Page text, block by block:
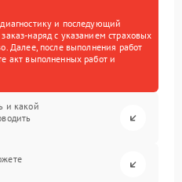
и последующий
наряд с указанием страховых
Далее, после выполнения работ
акт выполненных работ и
и какой